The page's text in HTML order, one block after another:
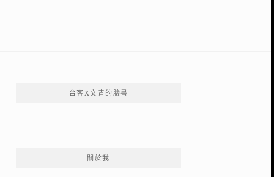
台客X文青的臉書
關於我